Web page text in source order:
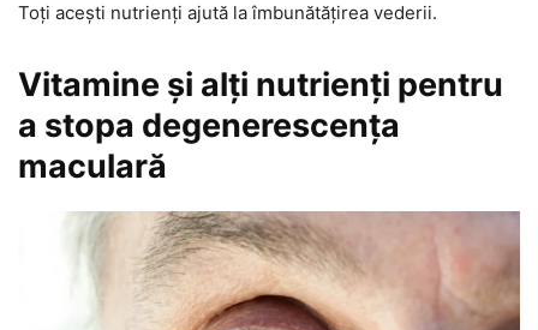
Toți acești nutrienți ajută la îmbunătățirea vederii.
Vitamine și alți nutrienți pentru
a stopa degenerescența
maculară